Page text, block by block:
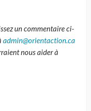
un commentaire ci-
admin@orientaction.ca
nous aider à